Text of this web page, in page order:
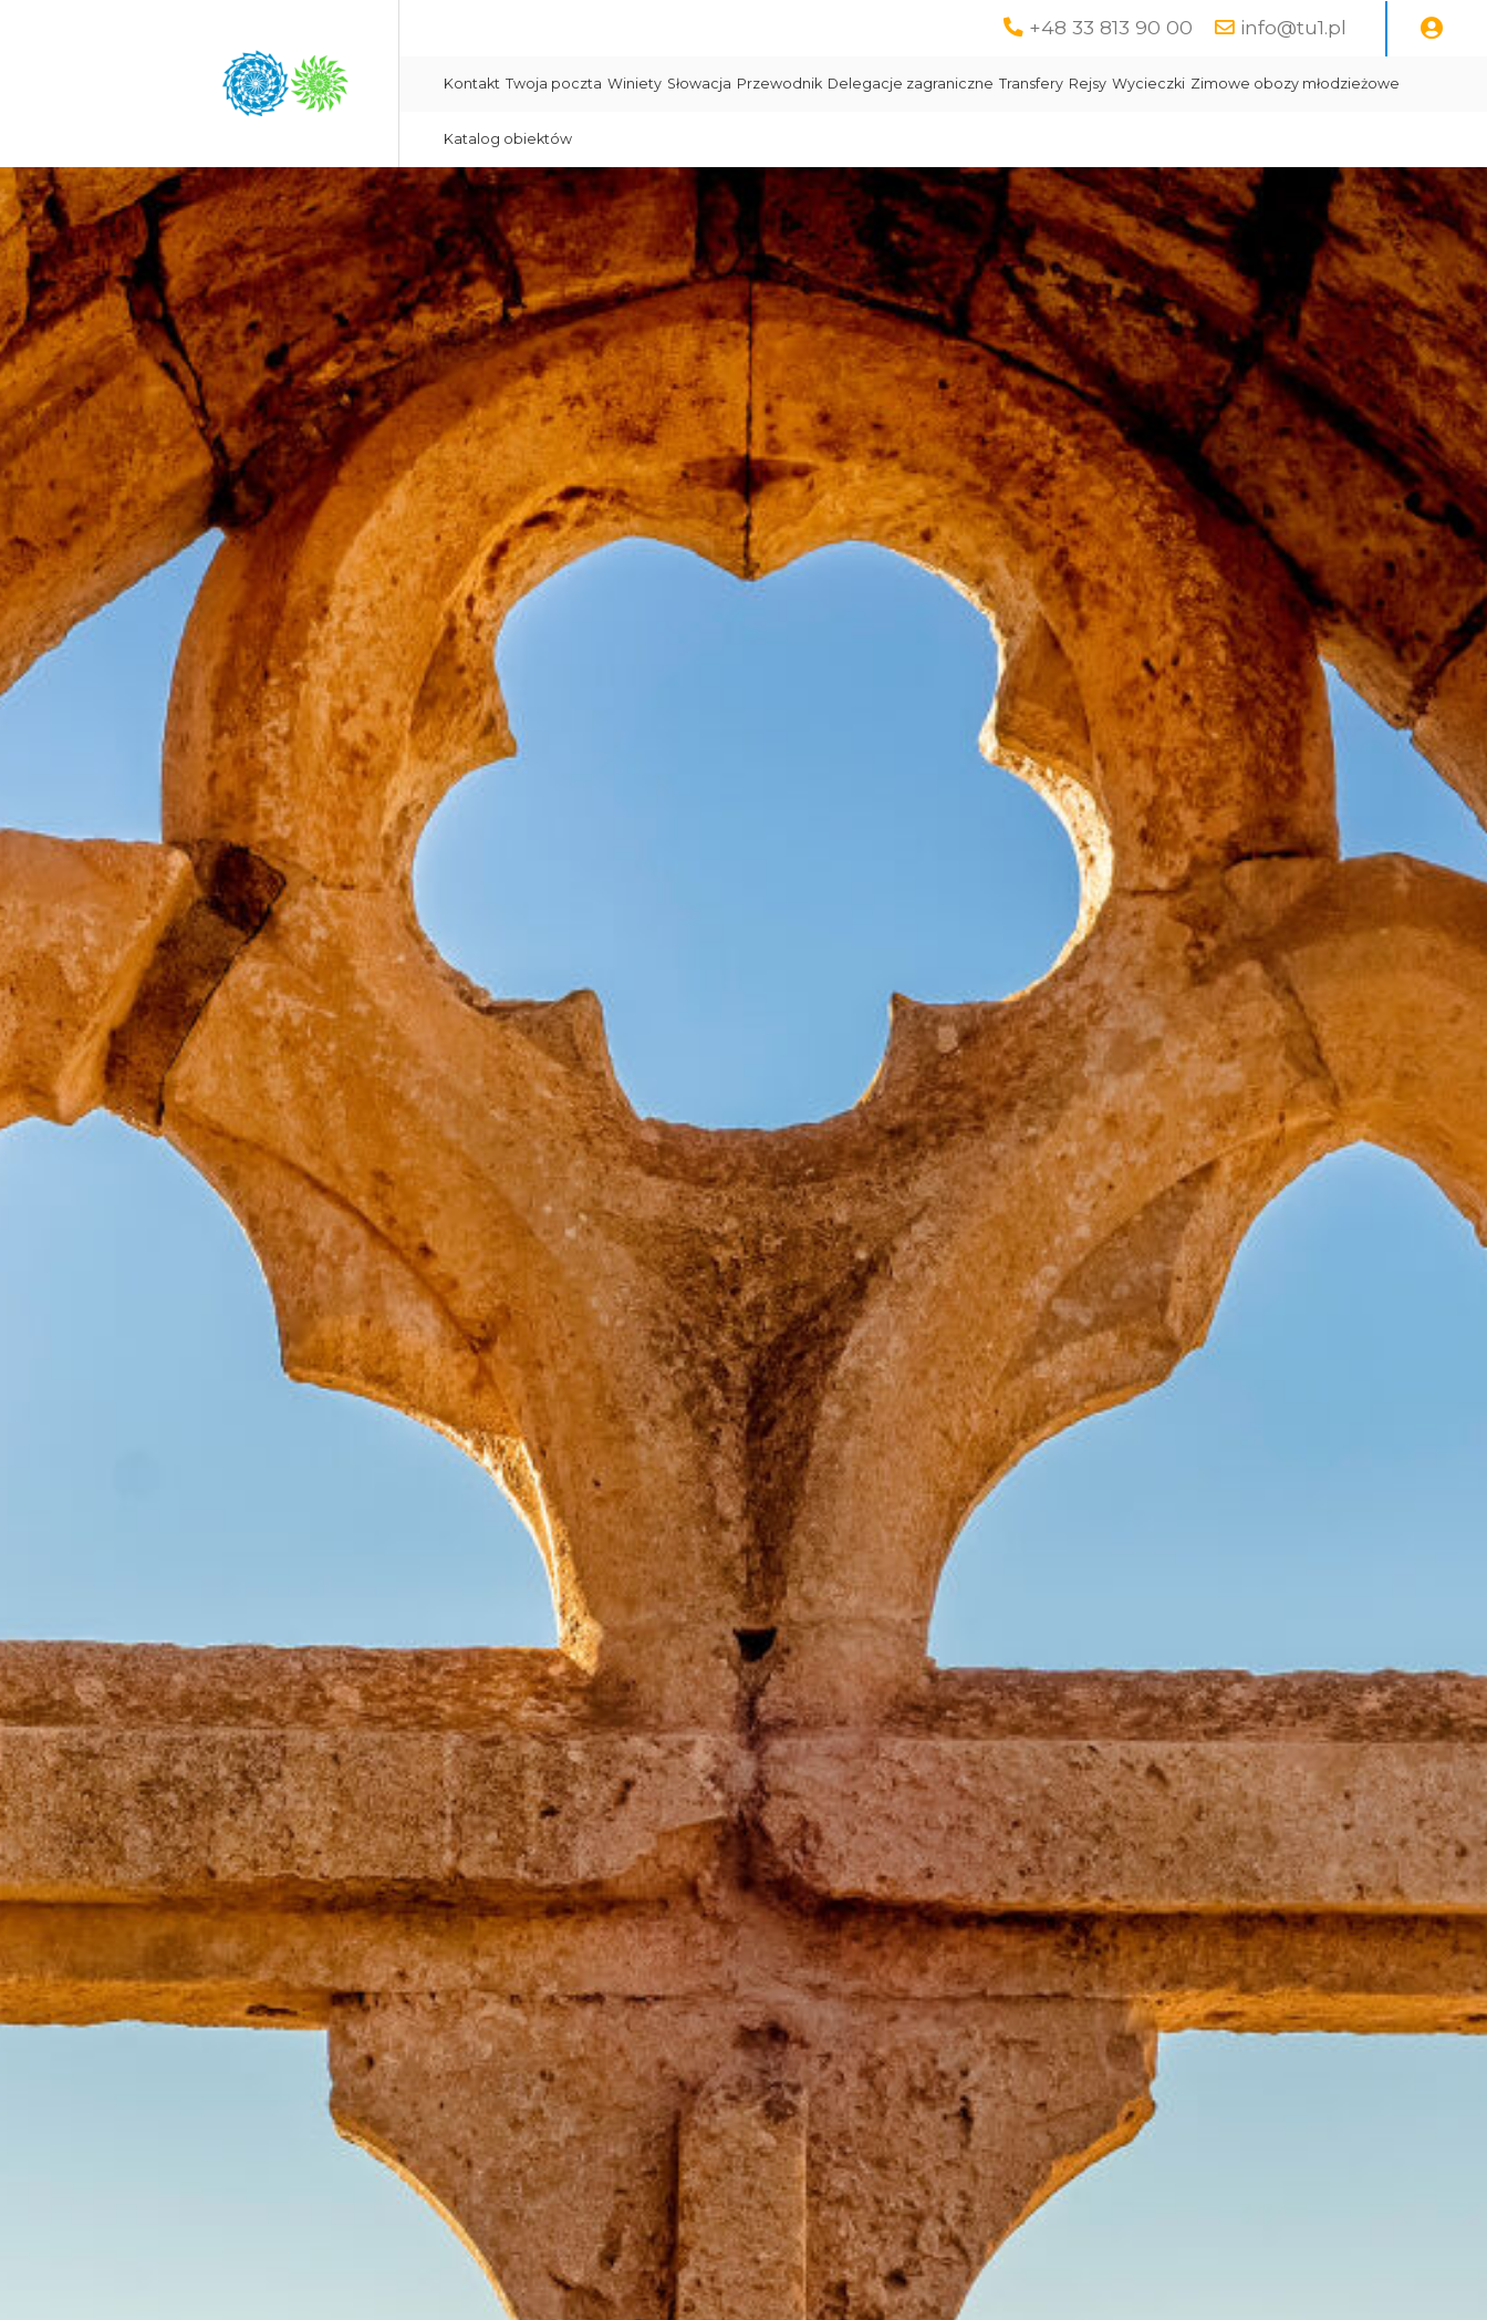
+48 33 813 90 00 info@tu1.pl
Kontakt Twoja poczta Winiety Słowacja Przewodnik Delegacje zagraniczne Transfery Rejsy Wycieczki Zimowe obozy młodzieżowe
Katalog obiektów